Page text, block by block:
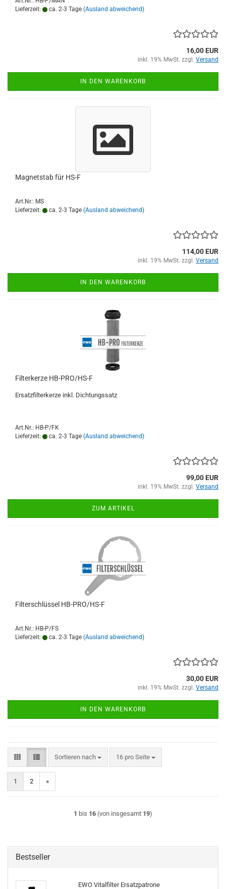
Lieferzeit:
ca. 2-3 Tage (Ausland abweichend)
16,00 EUR
inkl. 19% MwSt. zzgl. Versand
IN DEN WARENKORB
Magnetstab für HS-F
Art.Nr.: MS
Lieferzeit:
ca. 2-3 Tage (Ausland abweichend)
114,00 EUR
inkl. 19% MwSt. zzgl. Versand
IN DEN WARENKORB
Filterkerze HB-PRO/HS-F
Ersatzfilterkerze inkl. Dichtungssatz
Art.Nr.: HB-P/FK
Lieferzeit:
ca. 2-3 Tage (Ausland abweichend)
99,00 EUR
inkl. 19% MwSt. zzgl. Versand
ZUM ARTIKEL
Filterschlüssel HB-PRO/HS-F
Art.Nr.: HB-P/FS
Lieferzeit:
ca. 2-3 Tage (Ausland abweichend)
30,00 EUR
inkl. 19% MwSt. zzgl. Versand
IN DEN WARENKORB
Sortieren nach
Sortieren nach 16 pro Seite
pro Seite
1 2 »
1 bis 16 (von insgesamt 19)
Bestseller
EWO Vitalfilter Ersatzpatrone